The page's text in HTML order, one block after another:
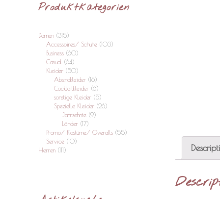
Produktkategorien
Damen (315)
Accessoires/ Schuhe (103)
Business (60)
Casual (64)
Kleider (50)
Abendkleider (16)
Cocktailkleider (6)
sonstige Kleider (5)
Spezielle Kleider (26)
Jahrzehnte (9)
Länder (17)
Promo/ Kostüme/ Overalls (55)
Service (10)
Herren (111)